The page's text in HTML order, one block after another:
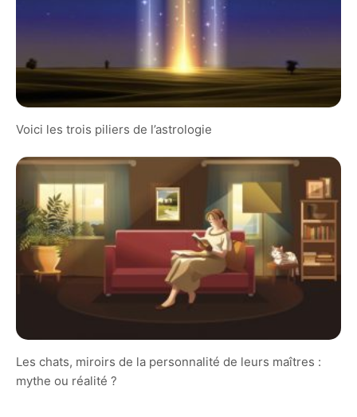
Voici les trois piliers de l’astrologie
Les chats, miroirs de la personnalité de leurs maîtres :
mythe ou réalité ?